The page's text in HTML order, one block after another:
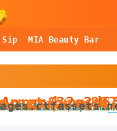
Sip MIA Beauty Bar